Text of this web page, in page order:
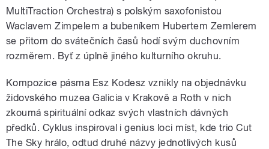
MultiTraction Orchestra) s polským saxofonistou
Waclavem Zimpelem a bubeníkem Hubertem Zemlerem
se přitom do svátečních časů hodí svým duchovním
rozměrem. Byť z úplně jiného kulturního okruhu.
Kompozice pásma Esz Kodesz vznikly na objednávku
židovského muzea Galicia v Krakově a Roth v nich
zkoumá spirituální odkaz svých vlastních dávných
předků. Cyklus inspiroval i genius loci míst, kde trio Cut
The Sky hrálo, odtud druhé názvy jednotlivých kusů